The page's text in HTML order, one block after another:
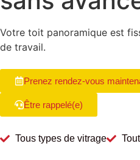
Votre toit panoramique est
de travail.
Prenez rendez-vous
Être rappelé(e)
Tous types de vitrage